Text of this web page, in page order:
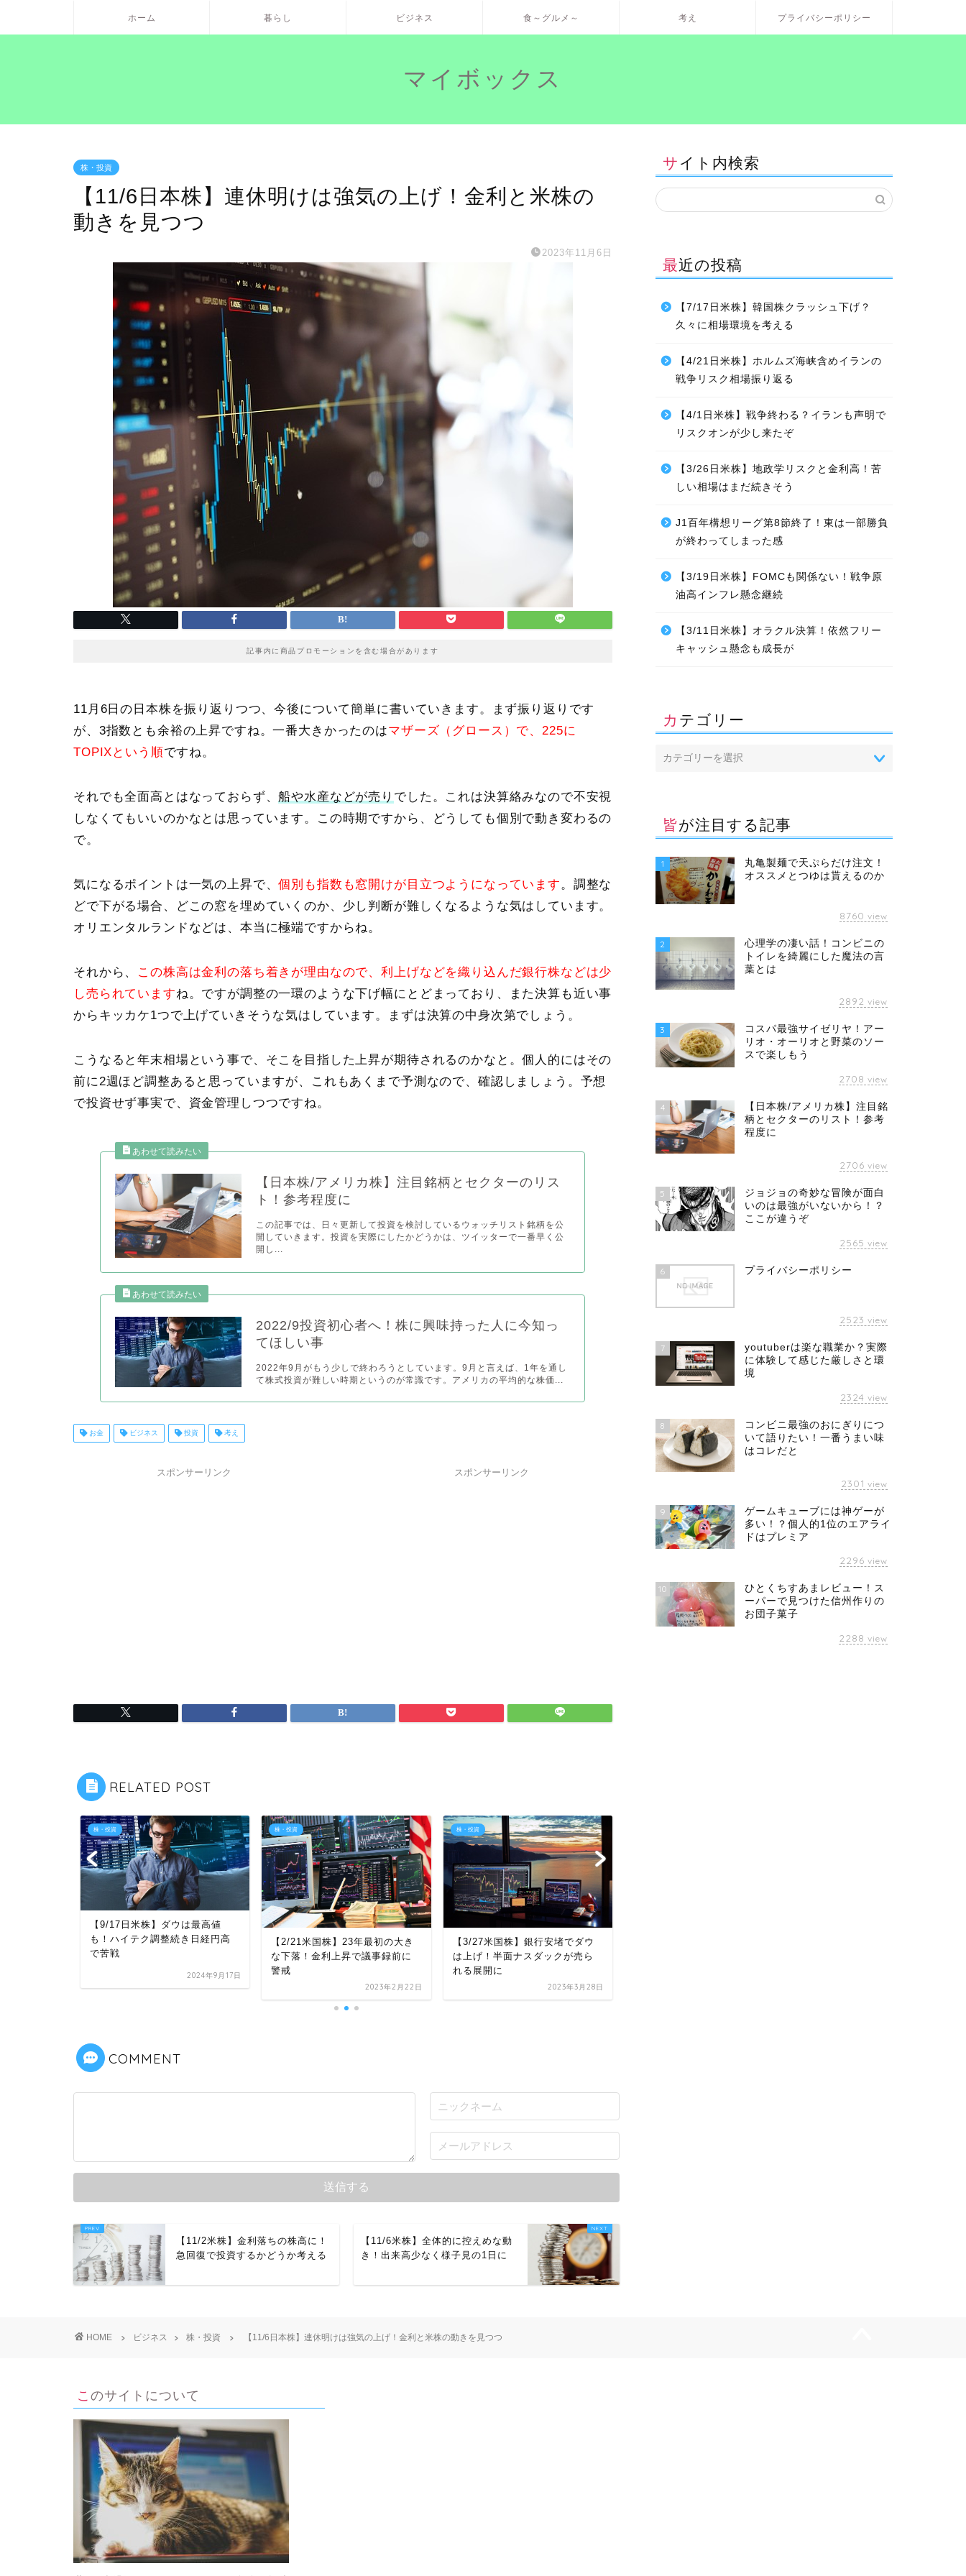
ホーム 暮らし ビジネス 食～グルメ～ 考え プライバシーポリシー
マイボックス
株・投資
【11/6日本株】連休明けは強気の上げ！金利と米株の
動きを見つつ
2023年11月6日
記事内に商品プロモーションを含む場合があります
11月6日の日本株を振り返りつつ、今後について簡単に書いていきます。まず振り返りです
が、 3指数とも余裕の上昇ですね。一番大きかったのはマザーズ（グロース）で、225に
TOPIXという順ですね。
それでも全面高とはなっておらず、船や水産などが売り でした。これは決算絡みなので不安視
しなくてもいいのかなとは思っています。この時期ですから、どうしても個別で動き変わるの
で。
気になるポイントは一気の上昇で、個別も指数も窓開けが目立つようになっています。調整な
どで下がる場合、どこの窓を埋めていくのか、少し判断が難しくなるような気はしています。
オリエンタルランドなどは、本当に極端ですからね。
それから、 この株高は金利の落ち着きが理由なので、利上げなどを織り込んだ銀行株などは少
し売られていますね。ですが調整の一環のような下げ幅にとどまっており、また決算も近い事
からキッカケ1つで上げていきそうな気はしています。まずは決算の中身次第でしょう。
こうなると年末相場という事で、そこを目指した上昇が期待されるのかなと。個人的にはその
前に2週ほど調整あると思っていますが、これもあくまで予測なので、確認しましょう。予想
で投資せず事実で、資金管理しつつですね。
【日本株/アメリカ株】注目銘柄とセクターのリス
ト！参考程度に
この記事では、日々更新して投資を検討しているウォッチリスト銘柄を公
開していきます。投資を実際にしたかどうかは、ツイッターで一番早く公
開し...
2022/9投資初心者へ！株に興味持った人に今知っ
てほしい事
2022年9月がもう少しで終わろうとしています。9月と言えば、1年を通し
て株式投資が難しい時期というのが常識です。アメリカの平均的な株価...
お金 ビジネス 投資 考え
スポンサーリンク スポンサーリンク
RELATED POST
株・投資
【9/17日米株】ダウは最高値
も！ハイテク調整続き日経円高
で苦戦
2024年9月17日
株・投資
【2/21米国株】23年最初の大き
な下落！金利上昇で議事録前に
警戒
2023年2月22日
株・投資
【3/27米国株】銀行安堵でダウ
は上げ！半面ナスダックが売ら
れる展開に
2023年3月28日
COMMENT
【11/2米株】金利落ちの株高に！
急回復で投資するかどうか考える
【11/6米株】全体的に控えめな動
き！出来高少なく様子見の1日に
サイト内検索
最近の投稿
【7/17日米株】韓国株クラッシュ下げ？
久々に相場環境を考える
【4/21日米株】ホルムズ海峡含めイランの
戦争リスク相場振り返る
【4/1日米株】戦争終わる？イランも声明で
リスクオンが少し来たぞ
【3/26日米株】地政学リスクと金利高！苦
しい相場はまだ続きそう
J1百年構想リーグ第8節終了！東は一部勝負
が終わってしまった感
【3/19日米株】FOMCも関係ない！戦争原
油高インフレ懸念継続
【3/11日米株】オラクル決算！依然フリー
キャッシュ懸念も成長が
カテゴリー
皆が注目する記事
1
丸亀製麺で天ぷらだけ注文！
オススメとつゆは貰えるのか
8760 view
2
心理学の凄い話！コンビニの
トイレを綺麗にした魔法の言
葉とは
2892 view
3
コスパ最強サイゼリヤ！アー
リオ・オーリオと野菜のソー
スで楽しもう
2708 view
4
【日本株/アメリカ株】注目銘
柄とセクターのリスト！参考
程度に
2706 view
5
ジョジョの奇妙な冒険が面白
いのは最強がいないから！？
ここが違うぞ
2565 view
6 プライバシーポリシー
2523 view
7
youtuberは楽な職業か？実際
に体験して感じた厳しさと環
境
2324 view
8
コンビニ最強のおにぎりにつ
いて語りたい！一番うまい味
はコレだと
2301 view
9
ゲームキューブには神ゲーが
多い！？個人的1位のエアライ
ドはプレミア
2296 view
10
ひとくちすあまレビュー！ス
ーパーで見つけた信州作りの
お団子菓子
2288 view
HOME ビジネス 株・投資 【11/6日本株】連休明けは強気の上げ！金利と米株の動きを見つつ
このサイトについて